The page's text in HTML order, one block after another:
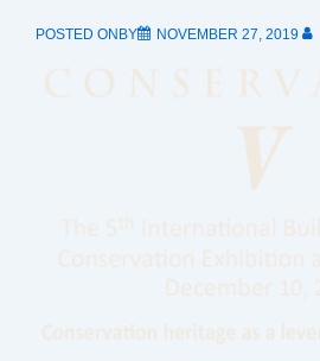
POSTED ONBY NOVEMBER 27, 2019